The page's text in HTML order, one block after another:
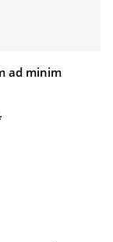
ad minim